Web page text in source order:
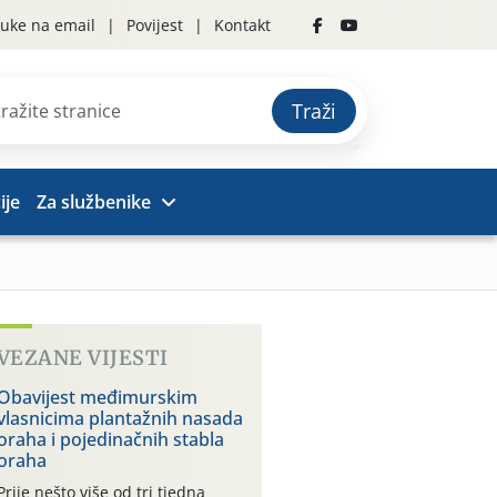
na email Povijest Kontakt
Traži
Za službenike
VIJESTI
međimurskim
plantažnih nasada
i pojedinačnih stabla
nešto više od tri tjedna